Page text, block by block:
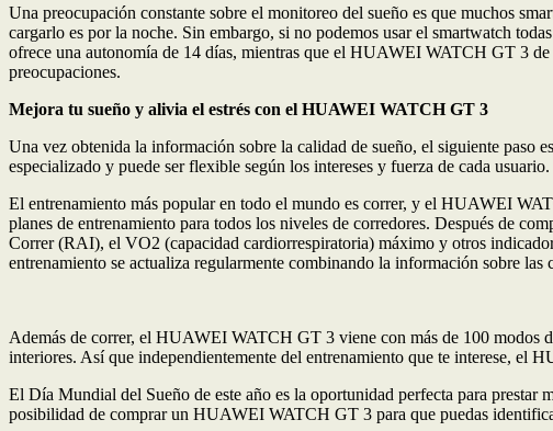
Una preocupación constante sobre el monitoreo del sueño es que muchos
cargarlo es por la noche. Sin embargo, si no podemos usar el smartwatch
ofrece una autonomía de 14 días, mientras que el HUAWEI WATCH GT 3
preocupaciones.
Mejora tu sueño y alivia el estrés con el HUAWEI WATCH GT 3
Una vez obtenida la información sobre la calidad de sueño, el siguiente paso
especializado y puede ser flexible según los intereses y fuerza de cada usuario.
El entrenamiento más popular en todo el mundo es correr, y el HUAWEI
planes de entrenamiento para todos los niveles de corredores. Después de
Correr (RAI), el VO2 (capacidad cardiorrespiratoria) máximo y otros
entrenamiento se actualiza regularmente combinando la información sobre
Además de correr, el HUAWEI WATCH GT 3 viene con más de 100 modos
interiores. Así que independientemente del entrenamiento que te interese, el
El Día Mundial del Sueño de este año es la oportunidad perfecta para prestar
posibilidad de comprar un HUAWEI WATCH GT 3 para que puedas